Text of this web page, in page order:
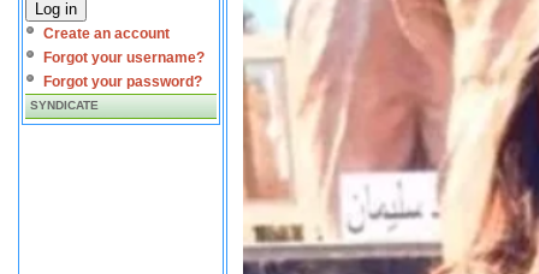
Log in
Create an account
Forgot your username?
Forgot your password?
SYNDICATE